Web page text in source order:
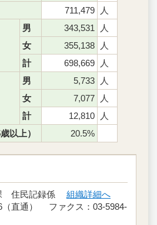
711,479 人
男 343,531
人
女
355,138
人
計
698,669 人
男 5,733
人
女
7,077
人
計
12,810
人
以上）
20.5%
住民記録係 組織詳細へ
（直通） ファクス：03-5984-